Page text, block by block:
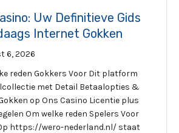
Uw Definitieve Gids
Internet Gokken
6, 2026
reden Gokkers Voor Dit platform
met Detail Betaalopties &
op Ons Casino Licentie plus
Om welke reden Spelers Voor
https://wero-nederland.nl/ staat